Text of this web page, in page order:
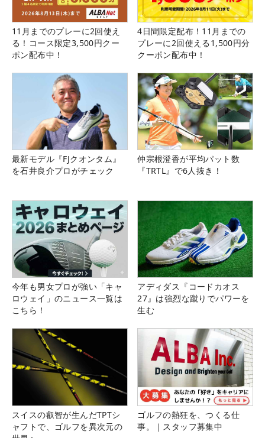
11月までのプレーに2回使え
る！コース限定3,500円クー
ポン配布中！
4日間限定配布！11月までの
プレーに2回使える1,500円分
クーポン配布中！
最新モデル『FJクオンタム』
を石井良介プロがチェック
仲宗根澄香が平均パット数
『TRTL』で6人抜き！
今年も男女プロが強い「キャ
ロウェイ」のニュース一覧は
こちら！
アディダス『コードカオス
27』は強烈な蹴りでパワーを
生む
スイスの叡智が生んだTPTシ
ャフトで、ゴルフを異次元の
ゴルフの熱狂を、つくる仕
事。｜スタッフ募集中